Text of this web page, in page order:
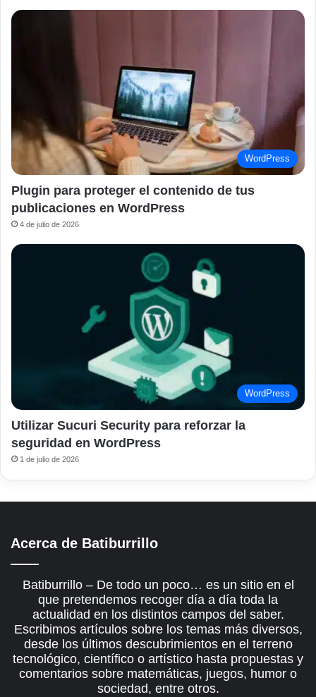
WordPress
Plugin para proteger el contenido de tus
publicaciones en WordPress
4 de julio de 2026
WordPress
Utilizar Sucuri Security para reforzar la
seguridad en WordPress
1 de julio de 2026
Acerca de Batiburrillo
Batiburrillo – De todo un poco… es un sitio en el
que pretendemos recoger día a día toda la
actualidad en los distintos campos del saber.
Escribimos artículos sobre los temas más diversos,
desde los últimos descubrimientos en el terreno
tecnológico, científico o artístico hasta propuestas y
comentarios sobre matemáticas, juegos, humor o
sociedad, entre otros.